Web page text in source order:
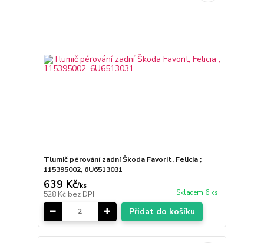
Tlumič pérování zadní Škoda Favorit, Felicia ;
115395002, 6U6513031
639 Kč/ks
528 Kč bez DPH Skladem 6 ks
Přidat do košíku